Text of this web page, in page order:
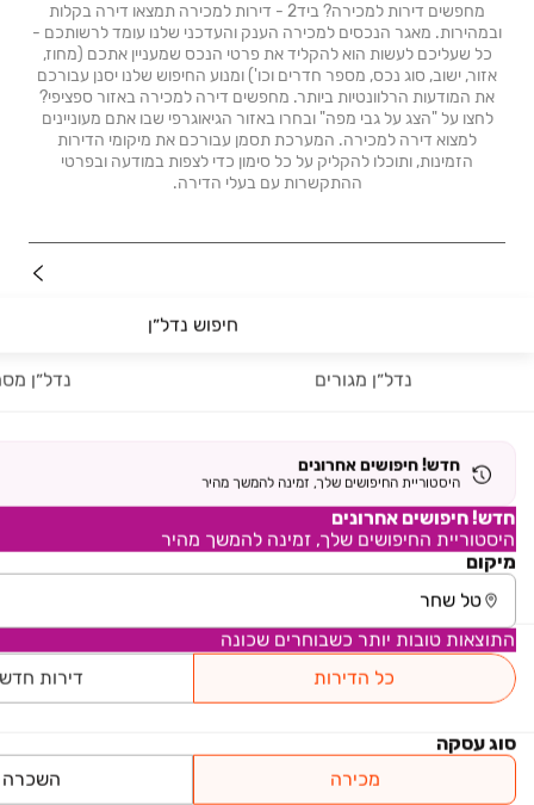
חיפוש נדל״ן
נדל״ן מגורים נדל״ן
חדש! חיפושים אחרונים
היסטוריית החיפושים שלך, זמינה להמשך מהיר
חדש! חיפושים אחרונים
היסטוריית החיפושים שלך, זמינה להמשך מהיר
מיקום
התוצאות טובות יותר כשבוחרים שכונה
כל הדירות
דירות
סוג עסקה
מכירה
השכרה
מחפשים דירות למכירה? ביד2 - דירות למכירה תמצאו דירה בקלות
ובמהירות. מאגר הנכסים למכירה הענק והעדכני שלנו עומד לרשותכם -
כל שעליכם לעשות הוא להקליד את פרטי הנכס שמעניין אתכם (מחוז,
אזור, ישוב, סוג נכס, מספר חדרים וכו') ומנוע החיפוש שלנו יסנן עבורכם
את המודעות הרלוונטיות ביותר. מחפשים דירה למכירה באזור ספציפי?
לחצו על "הצג על גבי מפה" ובחרו באזור הגיאוגרפי שבו אתם מעוניינים
למצוא דירה למכירה. המערכת תסמן עבורכם את מיקומי הדירות
הזמינות, ותוכלו להקליק על כל סימון כדי לצפות במודעה ובפרטי
ההתקשרות עם בעלי הדירה.
דרושים
עוד באתר
יד2 אתכם בכל מקום
הורידו את האפליקציה וקבלו עדכונים בזמן אמת